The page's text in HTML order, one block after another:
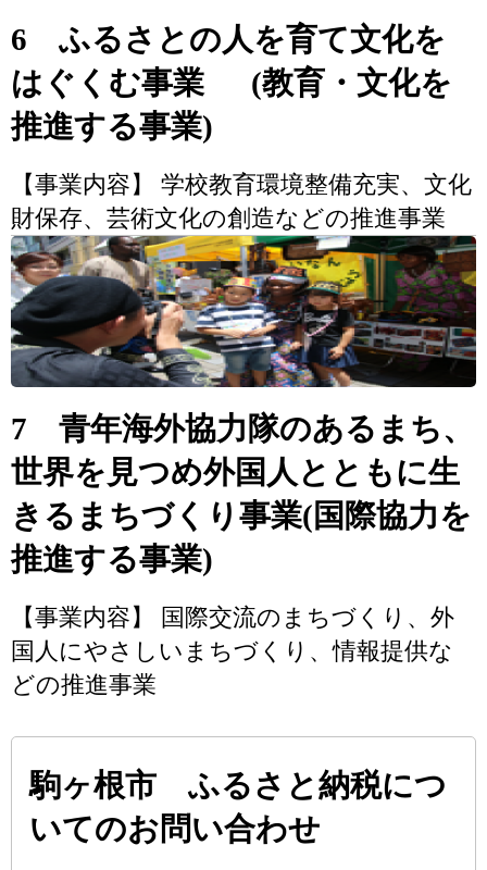
6 ふるさとの人を育て文化を
はぐくむ事業 (教育・文化を
推進する事業)
【事業内容】 学校教育環境整備充実、文化
財保存、芸術文化の創造などの推進事業
7 青年海外協力隊のあるまち、
世界を見つめ外国人とともに生
きるまちづくり事業(国際協力を
推進する事業)
【事業内容】 国際交流のまちづくり、外
国人にやさしいまちづくり、情報提供な
どの推進事業
駒ヶ根市 ふるさと納税につ
いてのお問い合わせ